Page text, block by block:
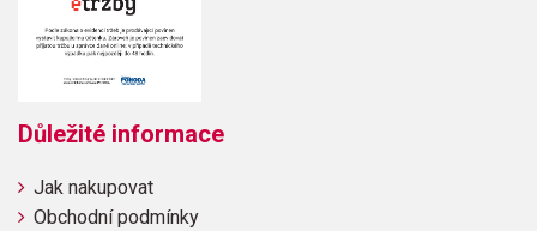
Důležité informace
Jak nakupovat
Obchodní podmínky